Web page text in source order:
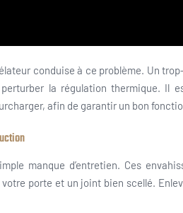
conduise à ce problème. Un
la régulation thermique. Il
afin de garantir un bon
manque d’entretien. Ces
porte et un joint bien scellé.